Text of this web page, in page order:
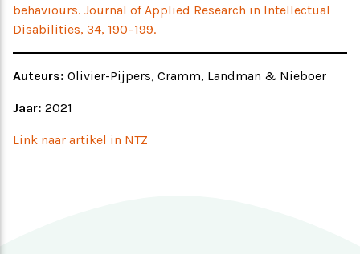
behaviours. Journal of Applied Research in Intellectual
Disabilities, 34, 190–199.
Auteurs: Olivier-Pijpers, Cramm, Landman & Nieboer
Jaar: 2021
Link naar artikel in NTZ